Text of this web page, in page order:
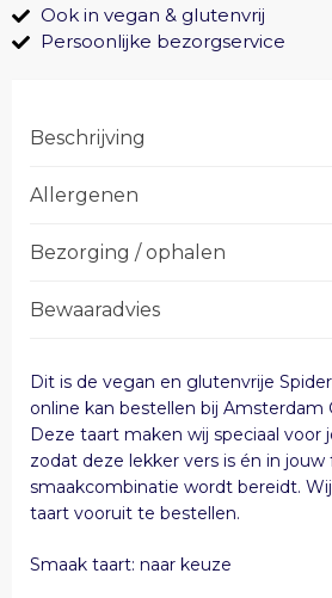
Ook in vegan & glutenvrij
Persoonlijke bezorgservice
Beschrijving
Allergenen
Bezorging / ophalen
Bewaaradvies
Dit is de vegan en glutenvrije
online kan bestellen bij Amsterdam
Deze taart maken wij speciaal voor
zodat deze lekker vers is én in jouw
smaakcombinatie wordt bereidt.
taart vooruit te bestellen.
Smaak taart: naar keuze